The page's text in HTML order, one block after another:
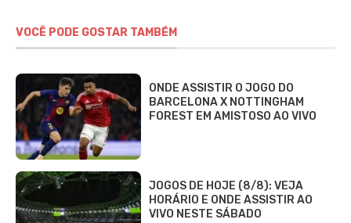
VOCÊ PODE GOSTAR TAMBÉM
ONDE ASSISTIR O JOGO DO
BARCELONA X NOTTINGHAM
FOREST EM AMISTOSO AO VIVO
JOGOS DE HOJE (8/8): VEJA
HORÁRIO E ONDE ASSISTIR AO
VIVO NESTE SÁBADO